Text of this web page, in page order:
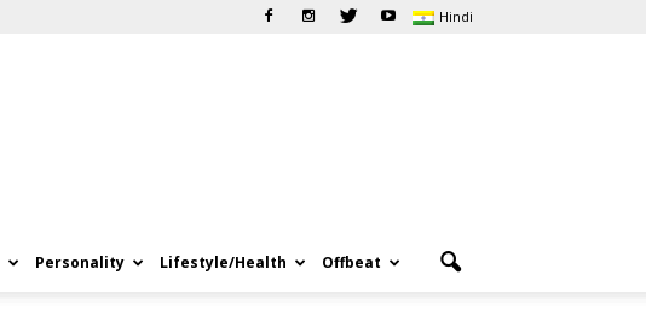
Hindi
Personality Lifestyle/Health Offbeat